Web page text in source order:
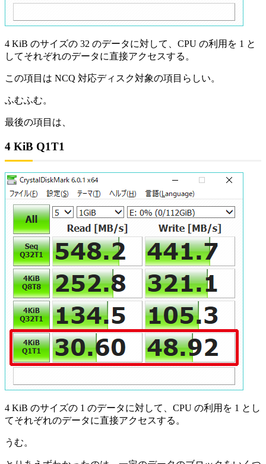
4 KiB のサイズの 32 のデータに対して、CPU の利用を 1 と
してそれぞれのデータに直接アクセスする。
この項目は NCQ 対応ディスク対象の項目らしい。
ふむふむ。
最後の項目は、
4 KiB Q1T1
4 KiB のサイズの 1 のデータに対して、CPU の利用を 1 とし
てそれぞれのデータに直接アクセスする。
うむ。